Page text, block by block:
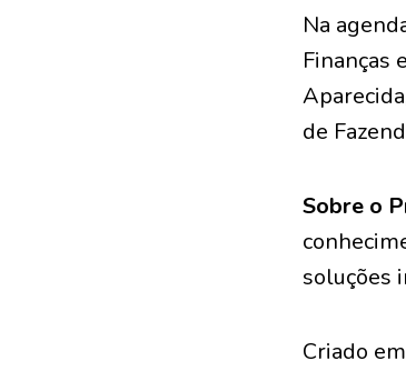
Na
Finanças
de
Sobre o
soluções
Criado